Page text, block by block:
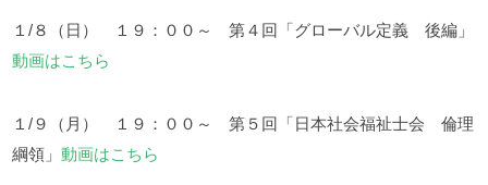
１/８（日） １９：００～ 第４回「グローバル定義 後編」
動画はこちら
１/９（月） １９：００～ 第５回「日本社会福祉士会 倫理
綱領」動画はこちら